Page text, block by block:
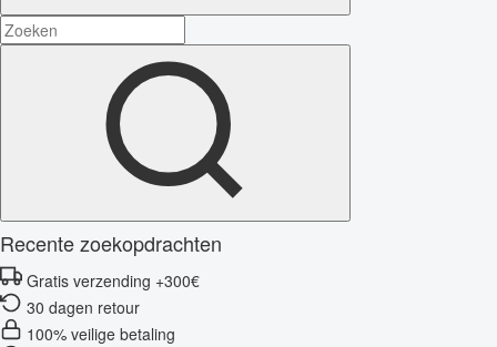
Recente zoekopdrachten
Gratis verzending +300€
30 dagen retour
100% veilige betaling